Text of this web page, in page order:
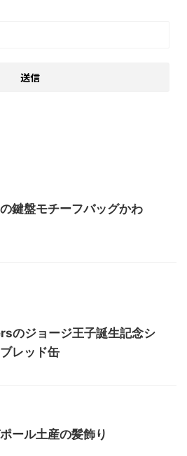
鍵盤モチーフバッグかわ
のジョージ王子誕生記念シ
レッド缶
ール土産の髪飾り